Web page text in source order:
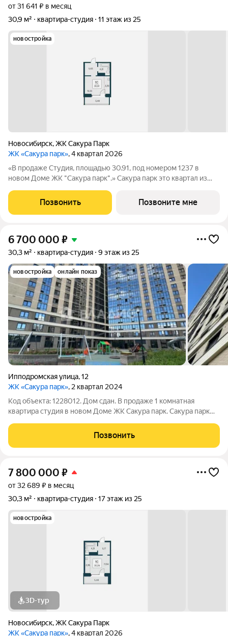
от 31 641 ₽ в месяц
30,9 м²
квартира-студия 11 этаж из 25
новостройка
Новосибирск,ЖК Сакура Парк
ЖК «Сакура парк», 4 квартал 2026
«В продаже Студия, площадью 30.91, под номером 1237 в
новом Доме ЖК "Сакура парк".» Сакура парк это квартал из
новом центре, в шаговой доступности от станции метро
«Октябрьская». Камерное
Позвонить Позвоните мне
6 700 000 ₽
30,3 м² квартира-студия 9 этаж из 25
новостройка онлайн показ
Ипподромская улица,12
ЖК «Сакура парк», 2 квартал 2024
Код объекта: 1228012. Дом сдан. В продаже 1 комнатная
квартира студия в новом Доме ЖК Сакура парк. Сакура парк
инфраструктура в шаговой доступности: 10 минут до метро
Октябрьская через парк 2
Позвонить
7 800 000 ₽
от 32 689 ₽ в месяц
30,3 м²
квартира-студия 17 этаж из 25
новостройка
3D-тур
Новосибирск,ЖК Сакура Парк
ЖК «Сакура парк», 4 квартал 2026